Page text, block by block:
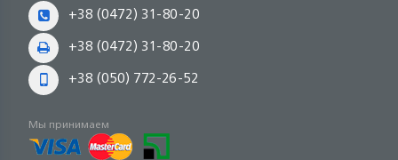
+38 (0472) 31-80-20
+38 (0472) 31-80-20
+38 (050) 772-26-52
Мы принимаем